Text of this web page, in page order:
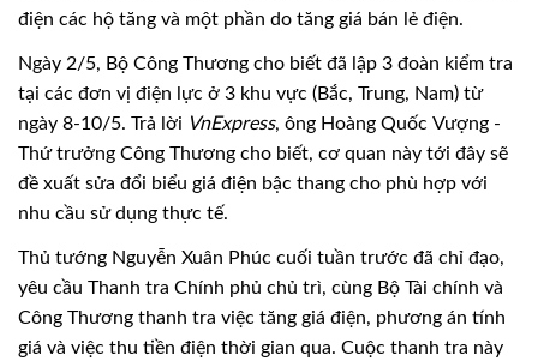
điện các hộ tăng và một phần do tăng giá bán lẻ điện.
Ngày 2/5, Bộ Công Thương cho biết đã lập 3 đoàn kiểm tra
tại các đơn vị điện lực ở 3 khu vực (Bắc, Trung, Nam) từ
ngày 8-10/5. Trả lời VnExpress, ông Hoàng Quốc Vượng -
Thứ trưởng Công Thương cho biết, cơ quan này tới đây sẽ
đề xuất sửa đổi biểu giá điện bậc thang cho phù hợp với
nhu cầu sử dụng thực tế.
Thủ tướng Nguyễn Xuân Phúc cuối tuần trước đã chỉ đạo,
yêu cầu Thanh tra Chính phủ chủ trì, cùng Bộ Tài chính và
Công Thương thanh tra việc tăng giá điện, phương án tính
giá và việc thu tiền điện thời gian qua. Cuộc thanh tra này